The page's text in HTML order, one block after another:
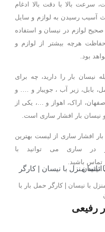
سرعت بالا با دقت بالا ادغام
آسیب رسیدن به لوازم و سایل
لوازم در نیسان و استفاده
حفاظت هرچه بیشتر از لوازم و
بود.
نیسان بار را دارید، چه برای
بابل، زیر آب ، جویبار
و …. و
اصفهان، اراک، اهواز و …، یکی از
نیسان بار افشار ساری است.
افشار ساری از لیست بهترین
در ساری می توانید با
تماس باشید.
با نیسان | کارگر حمل بار با
رفیعی